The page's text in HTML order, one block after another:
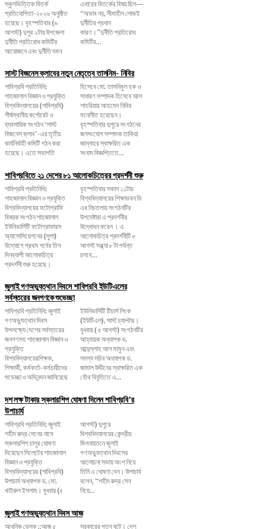
স্কুলভিত্তিক বিতর্ক
প্রতিযোগিতা-২০২৬ অনুষ্ঠিত
হয়েছে। বৃহস্পতিবার (৬
আগস্ট) দুপুর ২টায় উপজেলা
দুর্নীতি প্রতিরোধ কমিটির
আয়োজনে এবং দুর্নীতি দমন
এবারের বিতর্কের বিষয় ছিল—
“অভাব নয়, সীমাহীন লোভই
দুর্নীতির প্রধান
কারণ।”দুর্নীতি প্রতিরোধ
কমিটির...
সাস্ট বিজনেস ক্লাবের নতুন নেতৃত্বে তাসনিম- নিবির
শাবিপ্রবি প্রতিনিধি:
শাহজালাল বিজ্ঞান ও প্রযুক্তি
বিশ্ববিদ্যালয়ের (শাবিপ্রবি)
শীর্ষস্থানীয় কর্পোরেট ও
ব্যবসায়িক সংগঠন ‘সাস্ট
বিজনেস ক্লাব’-এর তৃতীয়
কার্যনির্বাহী কমিটি গঠন করা
হয়েছে। এতে সভাপতি
হিসেবে মো. তাসনিমুল হক ও
সাধারণ সম্পাদক হিসেবে আল
শাহরিয়ার আহমেদ নিবির
মনোনীত হয়েছেন।
বৃহস্পতিবার দুপুরে সংগঠনের
জনসংযোগ সম্পাদক তাকিয়া
জান্নাহর স্বাক্ষরিত এক
সংবাদ বিজ্ঞপ্তিতে...
শাবিপ্রবিতে ২১ দেশের ৮১ আলোকচিত্রের প্রদর্শনী শুরু
শাবিপ্রবি প্রতিনিধি:
শাহজালাল বিজ্ঞান ও প্রযুক্তি
বিশ্ববিদ্যালয়ের ফটোগ্রাফি
বিষয়ক সংগঠন শাহজালাল
ইউনিভার্সিটি ফটোগ্রাফারস
অ্যাসোসিয়েশনের (সুপা)
উদ্যোগে প্রথম পর্বের তিন
দিনব্যাপী আলোকচিত্র
প্রদর্শনী শুরু হয়েছে।
বৃহস্পতিবার সকাল ১১টায়
বিশ্ববিদ্যালয়ের শিক্ষাভবন ডি
এর নিচতলায় সংগঠনটির
উপদেষ্টারা এ প্রদর্শনীর
উদ্বোধন করেন । এ
আলোকচিত্র প্রদর্শনীটি ৮
আগস্ট সন্ধ্যা ৮ টা পর্যন্ত
চলবে...
জুলাই গণঅভ্যুত্থান দিবসে শাবিপ্রবি ইউটিএলের
সর্বস্তরের জনগণকে শুভেচ্ছা
শাবিপ্রবি প্রতিনিধি: জুলাই
গণঅভ্যুত্থান দিবস
উপলক্ষ্যে দেশের সর্বস্তরের
জনগণসহ শাহজালাল বিজ্ঞান ও
প্রযুক্তি
বিশ্ববিদ্যালয়েরশিক্ষক,
শিক্ষার্থী, কর্মকর্তা-কর্মচারীদের
শুভেচ্ছা ও অভিনন্দন জানিয়েছে
ইউনিভার্সিটি টিচার্স লিংক
(ইউটিএল), সাস্ট চ্যাপ্টার।
বুধবার ( ৫ আগস্ট) সংগঠনটির
আহ্বায়ক অধ্যাপক ড.
আব্দুল্লাহ আল মামুন এবং
সদস্য সচিব অধ্যাপক ড.
জামাল উদ্দীনের স্বাক্ষরিত এক
যৌথ বিবৃতিতে এ...
দশ লক্ষ টাকার স্কলারশিপ ঘোষণা দিলেন শাবিপ্রবি’র
উপাচার্য
শাবিপ্রবি প্রতিনিধি: জুলাই
শহীদ রুদ্র সেনের নামে
স্কলারশিপ চালুর ঘোষণা
দিয়েছেন সিলেটের শাহজালাল
বিজ্ঞান ও প্রযুক্তি
বিশ্ববিদ্যালয়ের (শাবিপ্রবি)
উপাচার্য অধ্যাপক ড. মো.
খাইরুল ইসলাম। বুধবার (৫
আগস্ট) দুপুরে
বিশ্ববিদ্যালয়ের কেন্দ্রীয়
মিলনায়তনে জুলাই
গণঅভ্যুত্থান দিবসের
আলোচনা সভায় অংশ নিয়ে
তিনি এ ঘোষণা দেন। উপাচার্য
বলেন, ‌“শহীদ রুদ্র সেন
নিয়ে...
জুলাই গণঅভ্যুত্থান দিবস আজ
আধুনিক ডেস্ক ::আজ ৫
সরকারের পতন ঘটে। দেশ